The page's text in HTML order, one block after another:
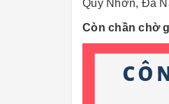
Quy Nhơn, Đà
Còn chần chờ